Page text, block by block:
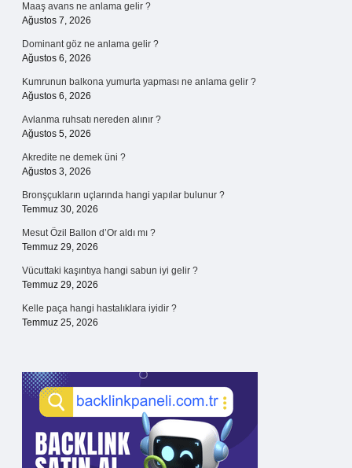
Maaş avans ne anlama gelir ?
Ağustos 7, 2026
Dominant göz ne anlama gelir ?
Ağustos 6, 2026
Kumrunun balkona yumurta yapması ne anlama gelir ?
Ağustos 6, 2026
Avlanma ruhsatı nereden alınır ?
Ağustos 5, 2026
Akredite ne demek üni ?
Ağustos 3, 2026
Bronşçukların uçlarında hangi yapılar bulunur ?
Temmuz 30, 2026
Mesut Özil Ballon d’Or aldı mı ?
Temmuz 29, 2026
Vücuttaki kaşıntıya hangi sabun iyi gelir ?
Temmuz 29, 2026
Kelle paça hangi hastalıklara iyidir ?
Temmuz 25, 2026